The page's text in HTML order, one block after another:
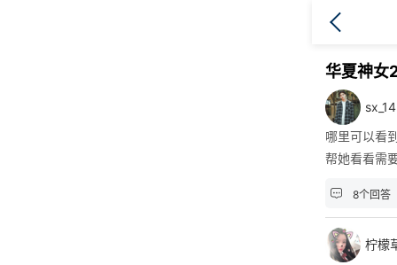
华夏神女
哪里可以看
帮她看看需
 8个回答
柠檬